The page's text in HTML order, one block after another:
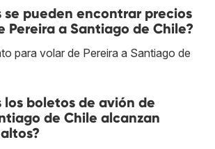
se pueden encontrar precios
Pereira a Santiago de Chile?
para volar de Pereira a Santiago de
los boletos de avión de
de Chile alcanzan